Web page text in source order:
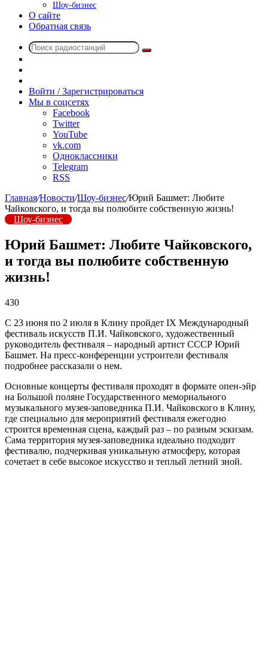
Шоу-бизнес
О сайте
Обратная связь
Поиск
радио
Войти / Зарегистрироваться
Мы в соцсетях
Facebook
Twitter
YouTube
vk.com
Одноклассники
Telegram
RSS
Главная/Новости/Шоу-бизнес/Юрий Башмет: Любите
Чайковского, и тогда вы полюбите собственную жизнь!
Шоу-бизнес
Юрий Башмет: Любите Чайковского,
и тогда вы полюбите собственную
жизнь!
430
С 23 июня по 2 июля в Клину пройдет IX Международный
фестиваль искусств П.И. Чайковского, художественный
руководитель фестиваля – народный артист СССР Юрий
Башмет. На пресс-конференции устроители фестиваля
подробнее рассказали о нем.
Основные концерты фестиваля проходят в формате опен-эйр
на Большой поляне Государственного мемориального
музыкального музея-заповедника П.И. Чайковского в Клину,
где специально для мероприятий фестиваля ежегодно
строится временная сцена, каждый раз – по разным эскизам.
Сама территория музея-заповедника идеально подходит
фестивалю, подчеркивая уникальную атмосферу, которая
сочетает в себе высокое искусство и теплый летний зной.